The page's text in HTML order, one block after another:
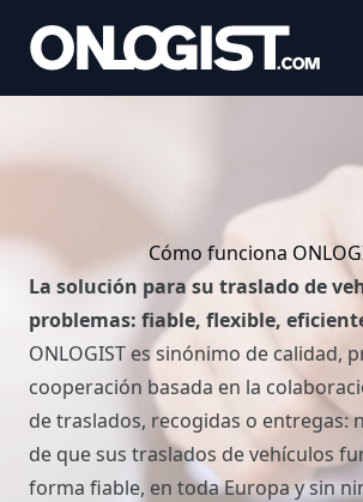
Cómo funciona
La solución para su traslado de
problemas: fiable, flexible,
ONLOGIST es sinónimo de calidad,
cooperación basada en la
de traslados, recogidas o entregas:
de que sus traslados de vehículos
forma fiable, en toda Europa y sin